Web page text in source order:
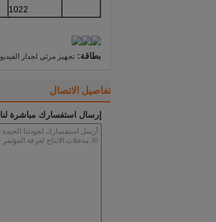
1022
بطاقة: تجهيز مرئي لجدار الفيديو
تفاصيل الاتصال
إرسال استفسارك مباشرة لنا